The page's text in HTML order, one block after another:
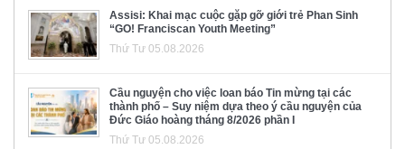
Assisi: Khai mạc cuộc gặp gỡ giới trẻ Phan Sinh
“GO! Franciscan Youth Meeting”
Thứ Tư 05.08.2026
Cầu nguyện cho việc loan báo Tin mừng tại các
thành phố – Suy niệm dựa theo ý cầu nguyện của
Đức Giáo hoàng tháng 8/2026 phần I
Thứ Tư 05.08.2026